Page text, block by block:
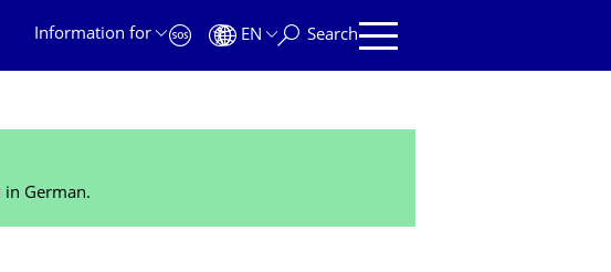
Information for
EN Search
in German.